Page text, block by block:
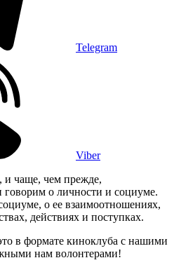
Telegram
Viber
чаще, чем прежде,
о личности и социуме.
о ее взаимоотношениях,
действиях и поступках.
в формате киноклуба с нашими
нам волонтерами!